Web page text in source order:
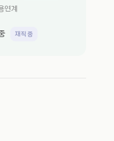
연계
재직 중